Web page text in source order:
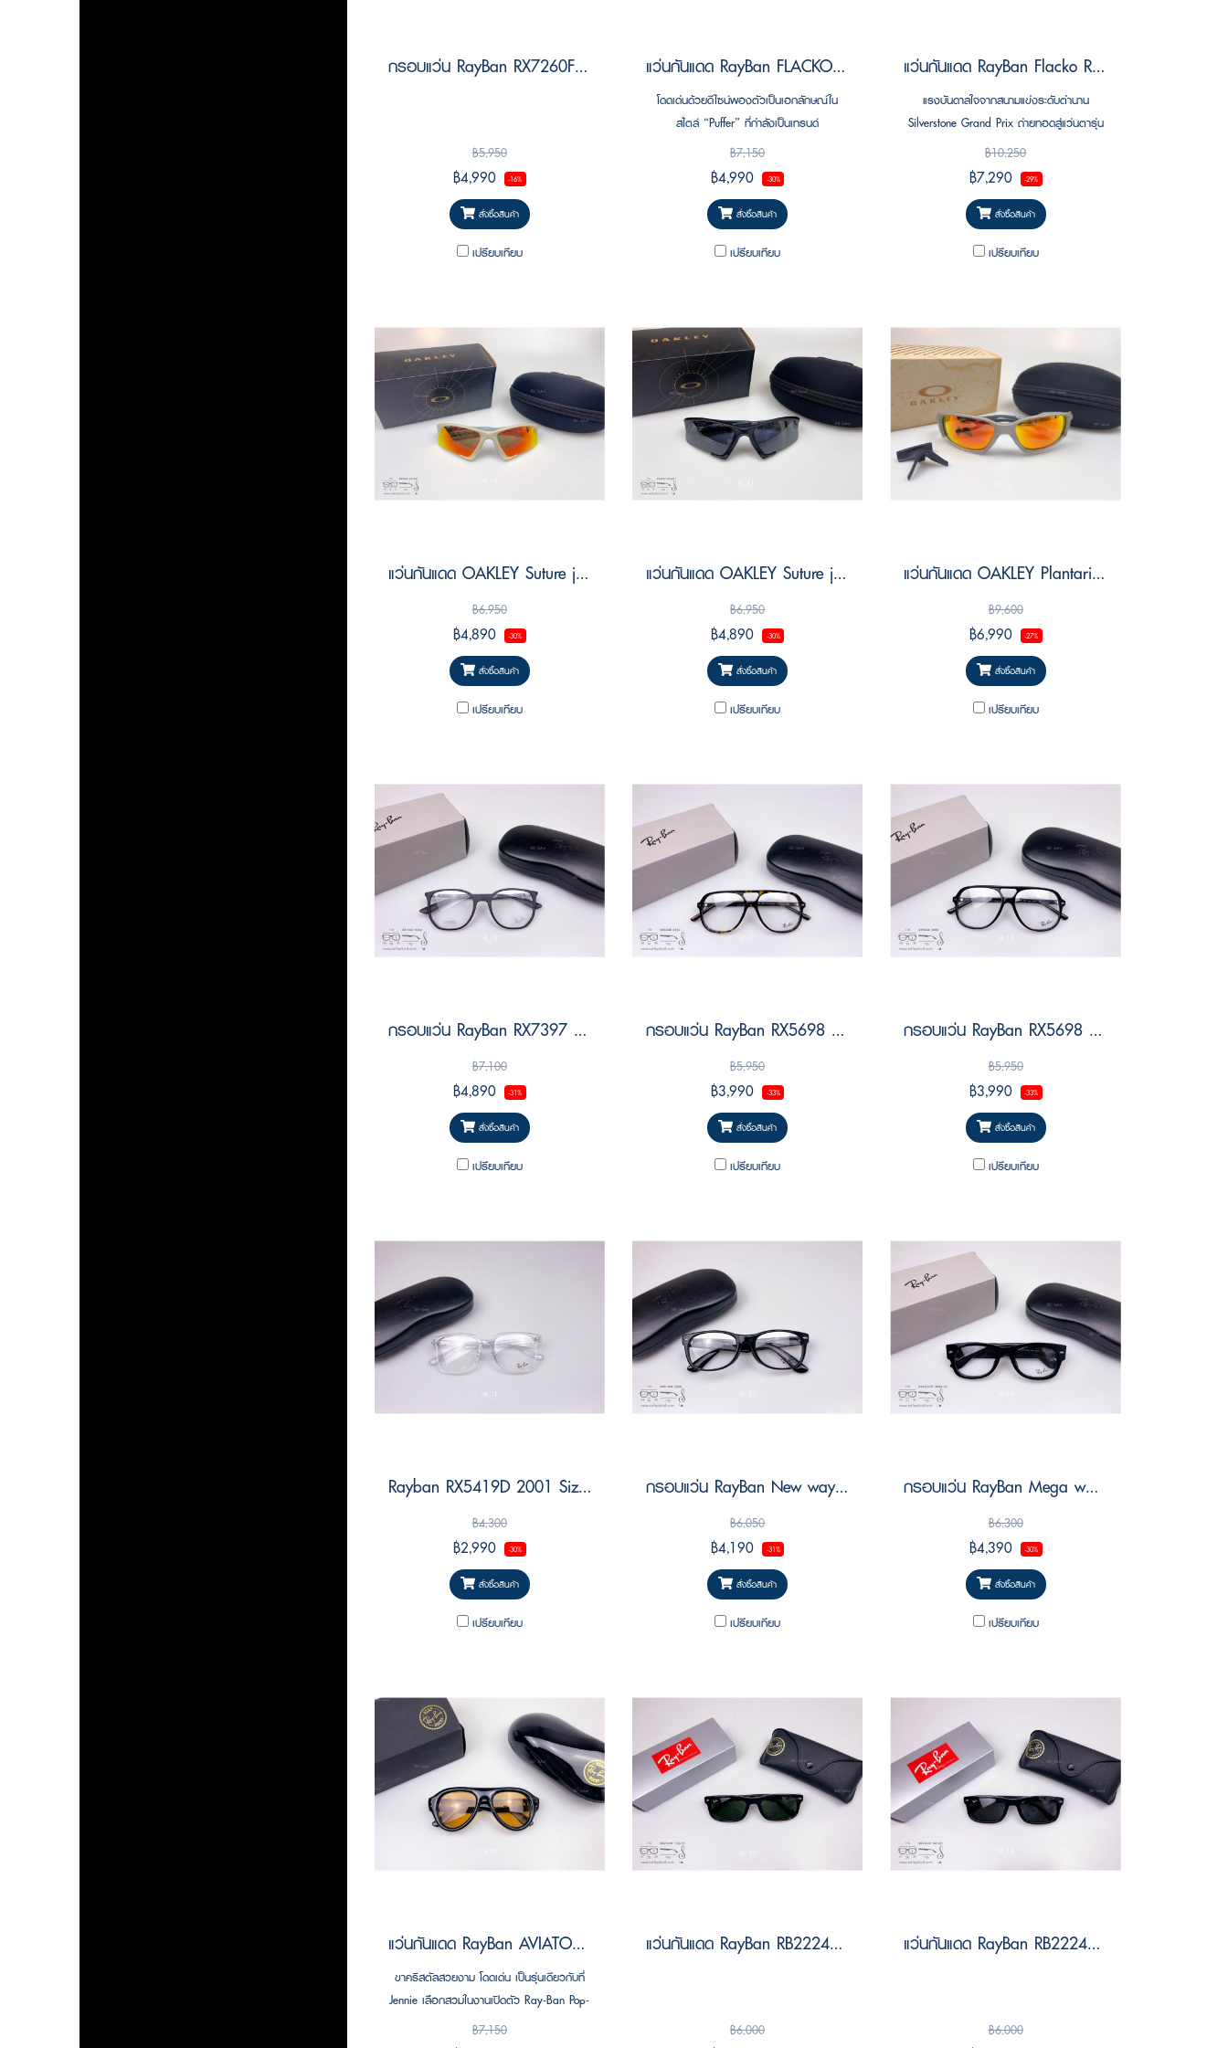
กรอบแว่น RayBan RX7260F 2000 Size 54
฿5,950
฿4,990 -16%
สั่งซื้อสินค้า
เปรียบเทียบ
แว่นกันแดด RayBan FLACKO PUFFER RB4954 601/80 Size 54 by A$AP ASAP Rocky
โดดเด่นด้วยดีไซน์พองตัวเป็นเอกลักษณ์ใน
สไตล์ “Puffer” ที่กำลังเป็นเทรนด์
฿7,150
฿4,990 -30%
สั่งซื้อสินค้า
เปรียบเทียบ
แว่นกันแดด RayBan Flacko RB4454M F710B1 SCUDERIA FERRARI COLLECTION Size 56 ( LEWIS HAMILTON 44 DRIVER SPECIAL EDITION)
แรงบันดาลใจจากสนามแข่งระดับตำนาน
Silverstone Grand Prix ถ่ายทอดสู่แว่นตารุ่น
พิเศษที่ผสานเอกลักษณ์ของ Ray-Ban และ
Scuderia Ferrari ได้อย่างลงตัว กรอบสีแดง
โปร่งแสงให้มิติที่โดดเด่นแต่สง่างาม พร้อมราย
ละเอียดเลข 44 บนขาแว่น เพื่อสะท้อนตัวตน
วิญญาณแห่งการแข่งขัน.
฿10,250
฿7,290 -29%
สั่งซื้อสินค้า
เปรียบเทียบ
แว่นกันแดด OAKLEY Suture jacket OO9532 953207 Size 64
฿6,950
฿4,890 -30%
สั่งซื้อสินค้า
เปรียบเทียบ
แว่นกันแดด OAKLEY Suture jacket OO9532 953201 Size 64
฿6,950
฿4,890 -30%
สั่งซื้อสินค้า
เปรียบเทียบ
แว่นกันแดด OAKLEY Plantaris sq OO9529 95290561 Size 61
฿9,600
฿6,990 -27%
สั่งซื้อสินค้า
เปรียบเทียบ
กรอบแว่น RayBan RX7397 5204 Size 52
฿7,100
฿4,890 -31%
สั่งซื้อสินค้า
เปรียบเทียบ
กรอบแว่น RayBan RX5698 2012 Size 56
฿5,950
฿3,990 -33%
สั่งซื้อสินค้า
เปรียบเทียบ
กรอบแว่น RayBan RX5698 2000 Size 56
฿5,950
฿3,990 -33%
สั่งซื้อสินค้า
เปรียบเทียบ
Rayban RX5419D 2001 Size 54
฿4,300
฿2,990 -30%
สั่งซื้อสินค้า
เปรียบเทียบ
กรอบแว่น RayBan New wayfarer RX5184F 2000 Size 54
฿6,050
฿4,190 -31%
สั่งซื้อสินค้า
เปรียบเทียบ
กรอบแว่น RayBan Mega wayfarer ii RX0832VF 2000 Size 52
฿6,300
฿4,390 -30%
สั่งซื้อสินค้า
เปรียบเทียบ
แว่นกันแดด RayBan AVIATOR PUFFER RB4925 601/7 Size 52 by A$AP ASAP Rocky ( RayBan Janie Blackpink )
ขาคริสตัลสวยงาม โดดเด่น เป็นรุ่นเดียวกับที่
Jennie เลือกสวมในงานเปิดตัว Ray-Ban Pop-
Up Store แห่งแรกในเกาหลี โดดเด่นด้วยดีไซน์
฿7,150
แว่นกันแดด RayBan RB2224F 710/31 Size 57
฿6,000
แว่นกันแดด RayBan RB2224F 601/B1 Size 57
฿6,000